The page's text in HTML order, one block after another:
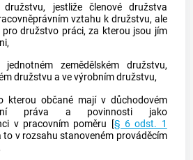
jestliže členové družstva
vztahu k družstvu, ale
pro družstvo práci, za kterou jsou jím
zemědělském družstvu,
družstvu a ve výrobním družstvu,
kterou občané mají v důchodovém
práva a povinnosti jako
v pracovním poměru [§ 6 odst. 1
to v rozsahu stanoveném prováděcím